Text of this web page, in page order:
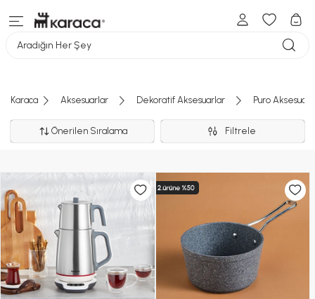
Aradığın Her Şey
Karaca Aksesuarlar Dekoratif Aksesuarlar Puro Aksesuar
Önerilen Sıralama Filtrele